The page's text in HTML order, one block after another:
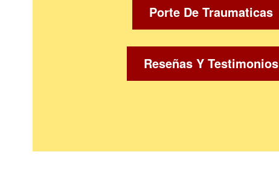
Porte De Traumaticas
Reseñas Y Testimonios